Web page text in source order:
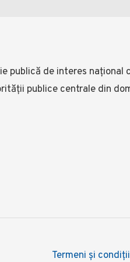
publică de interes național
publice centrale din
Termeni şi condiţii